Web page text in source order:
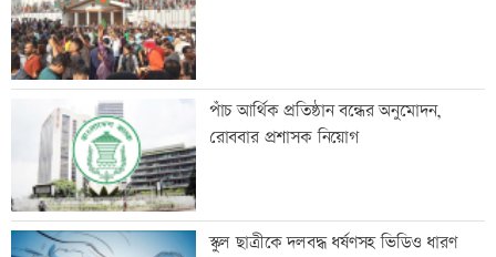
নোয়াখালী-লক্ষ্মীপুরে সরবরাহ বন্ধ
সালমান শাহ হত্যা মামলায় ডন গ্রেফতার
পাঁচ আর্থিক প্রতিষ্ঠান বন্ধের অনুমোদন,
রোববার প্রশাসক নিয়োগ
স্কুল ছাত্রীকে দলবদ্ধ ধর্ষণসহ ভিডিও ধারণ